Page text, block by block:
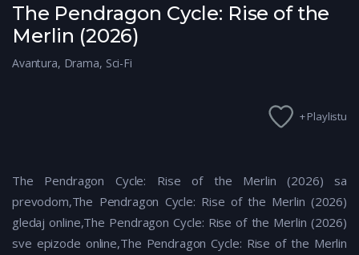
The Pendragon Cycle: Rise of the
Merlin (2026)
Avantura, Drama, Sci-Fi
+ Playlistu
The Pendragon Cycle: Rise of the Merlin (2026) sa
prevodom,The Pendragon Cycle: Rise of the Merlin (2026)
gledaj online,The Pendragon Cycle: Rise of the Merlin (2026)
sve epizode online,The Pendragon Cycle: Rise of the Merlin